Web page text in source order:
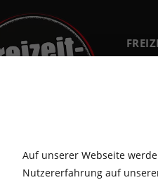
Auf unserer Webseite
Nutzererfahrung auf